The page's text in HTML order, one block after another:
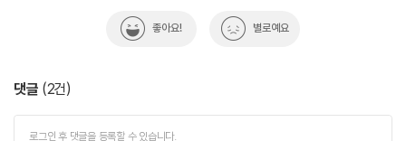
좋아요! 별로예요
댓글 (2건)